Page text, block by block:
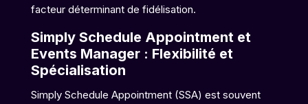
facteur déterminant de fidélisation.
Simply Schedule Appointment et
Events Manager : Flexibilité et
Spécialisation
Simply Schedule Appointment (SSA) est souvent